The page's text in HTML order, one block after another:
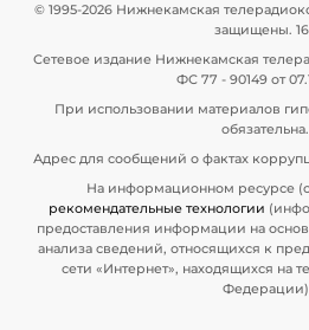
© 1995-2026 Нижнекамская
защищены.
Сетевое издание Нижнекамская
ФС 77 - 90149 от
При использовании материалов
обязательна.
Адрес для сообщений о фактах
На информационном ресурсе
рекомендательные технологии
предоставления информации на
анализа сведений, относящихся к
сети «Интернет», находящихся на
Федерации)